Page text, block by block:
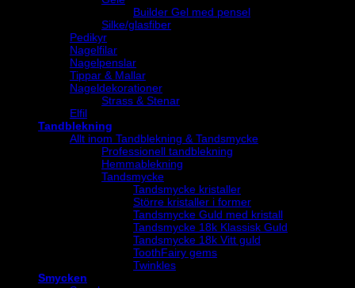
Builder Gel med pensel
Silke/glasfiber
Pedikyr
Nagelfilar
Nagelpenslar
Tippar & Mallar
Nageldekorationer
Strass & Stenar
Elfil
Tandblekning
Allt inom Tandblekning & Tandsmycke
Professionell tandblekning
Hemmablekning
Tandsmycke
Tandsmycke kristaller
Större kristaller i former
Tandsmycke Guld med kristall
Tandsmycke 18k Klassisk Guld
Tandsmycke 18k Vitt guld
ToothFairy gems
Twinkles
Smycken